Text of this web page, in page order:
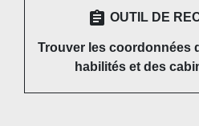
assignment OUTIL DE
Trouver les coordonnées
habilités et des